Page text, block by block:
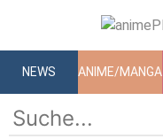
NEWS ANIME/MANGA